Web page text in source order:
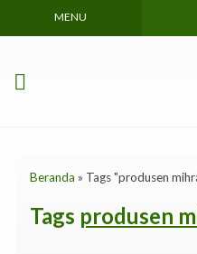
MENU
Beranda » Tags "produsen
Tags produsen